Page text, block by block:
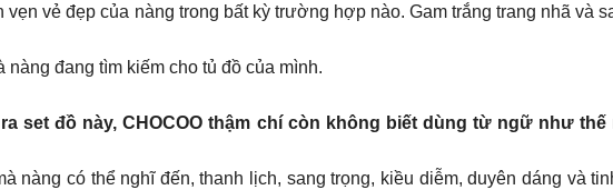
vẻ đẹp của nàng trong bất kỳ trường hợp nào. Gam trắng trang nhã và
đang tìm kiếm cho tủ đồ của mình.
set đồ này, CHOCOO thậm chí còn không biết dùng từ ngữ như
nàng có thể nghĩ đến, thanh lịch, sang trọng, kiều diễm, duyên dáng và